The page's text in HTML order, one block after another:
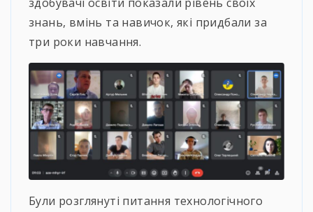
знань, вмінь та навичок, які придбали за
три роки навчання.
Були розглянуті питання технологічного